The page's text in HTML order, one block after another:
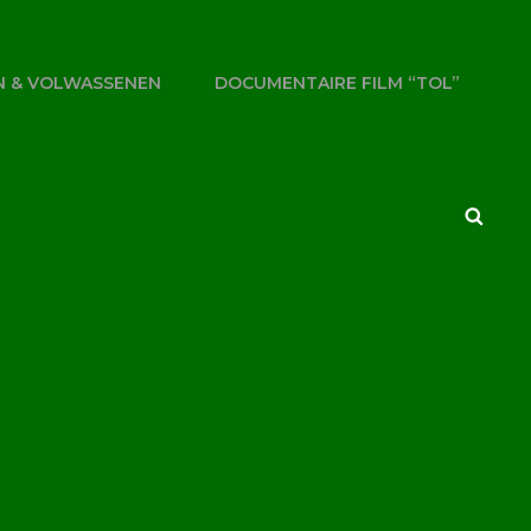
& VOLWASSENEN DOCUMENTAIRE FILM “TOL”